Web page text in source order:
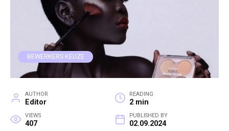
BEWERKERS KEUZE
AUTHOR
Editor
READING
2 min
VIEWS
407
PUBLISHED BY
02.09.2024